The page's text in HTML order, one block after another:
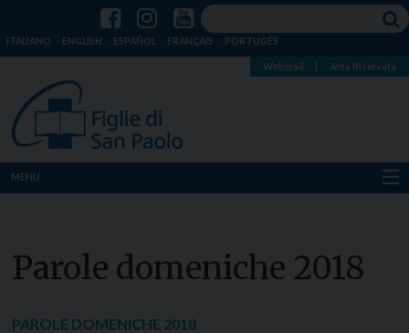
ITALIANO ENGLISH ESPAÑOL FRANÇAIS PORTUGÊS
Webmail Area Riservata
MENU
Dove siamo
Parole domeniche 2018
PAROLE DOMENICHE 2018